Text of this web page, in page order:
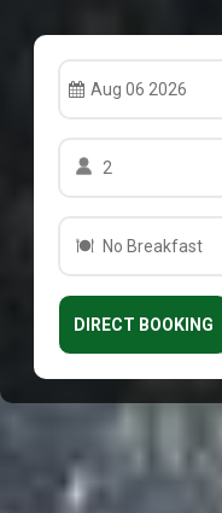
Aug 06 2026
2
No Breakfast